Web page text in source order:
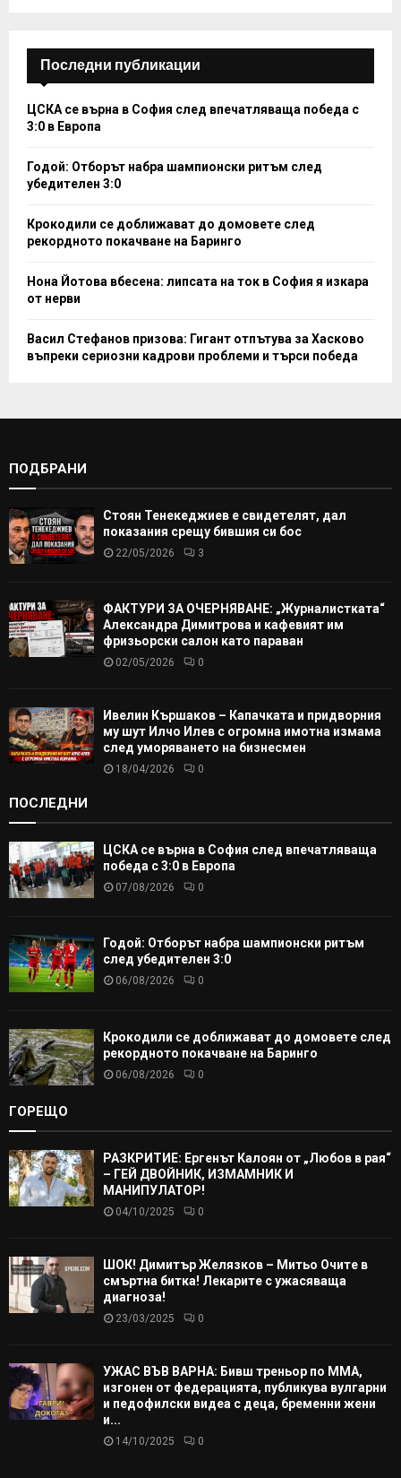
H
Последни публикации
ЦСКА се върна в София след впечатляваща победа с
3:0 в Европа
Годой: Отборът набра шампионски ритъм след
убедителен 3:0
Крокодили се доближават до домовете след
рекордното покачване на Баринго
Нона Йотова вбесена: липсата на ток в София я изкара
от нерви
Васил Стефанов призова: Гигант отпътува за Хасково
въпреки сериозни кадрови проблеми и търси победа
ПОДБРАНИ
Стоян Тенекеджиев е свидетелят, дал
показания срещу бившия си бос
22/05/2026 3
ФАКТУРИ ЗА ОЧЕРНЯВАНЕ: „Журналистката“
Александра Димитрова и кафевият им
фризьорски салон като параван
02/05/2026 0
Ивелин Кършаков – Капачката и придворния
му шут Илчо Илев с огромна имотна измама
след уморяването на бизнесмен
18/04/2026 0
ПОСЛЕДНИ
ЦСКА се върна в София след впечатляваща
победа с 3:0 в Европа
07/08/2026 0
Годой: Отборът набра шампионски ритъм
след убедителен 3:0
06/08/2026 0
Крокодили се доближават до домовете след
рекордното покачване на Баринго
06/08/2026 0
ГОРЕЩО
РАЗКРИТИЕ: Ергенът Калоян от „Любов в рая“
– ГЕЙ ДВОЙНИК, ИЗМАМНИК И
МАНИПУЛАТОР!
04/10/2025 0
ШОК! Димитър Желязков – Митьо Очите в
смъртна битка! Лекарите с ужасяваща
диагноза!
23/03/2025 0
УЖАС ВЪВ ВАРНА: Бивш треньор по ММА,
изгонен от федерацията, публикува вулгарни
и педофилски видеа с деца, бременни жени
и...
14/10/2025 0